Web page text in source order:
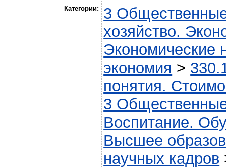
Категории:
3
хозяйство.
Экономические
экономия >
понятия.
3
Воспитание.
Высшее
научных кадров